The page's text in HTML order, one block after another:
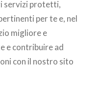
servizi protetti,
per te e, nel
migliore e
e contribuire ad
con il nostro sito